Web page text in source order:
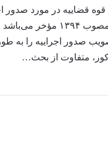
۱۳۹۸/۵/۲۸ اداره کل حقوقی قوه قضاییه در
قانون صدور چک مصوب ۱۳۹۷، نسبت به قانون شورای حل
شوراها، در ماده ۲۳ قانون اخیرالتصویب صدور
متفاوت از بحث…